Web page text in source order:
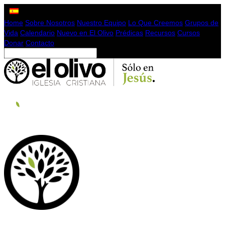
Home Sobre Nosotros Nuestro Equipo Lo Que Creemos Grupos de
Vida Calendario Nuevo en El Olivo Prédicas Recursos Cursos
Donar Contacto